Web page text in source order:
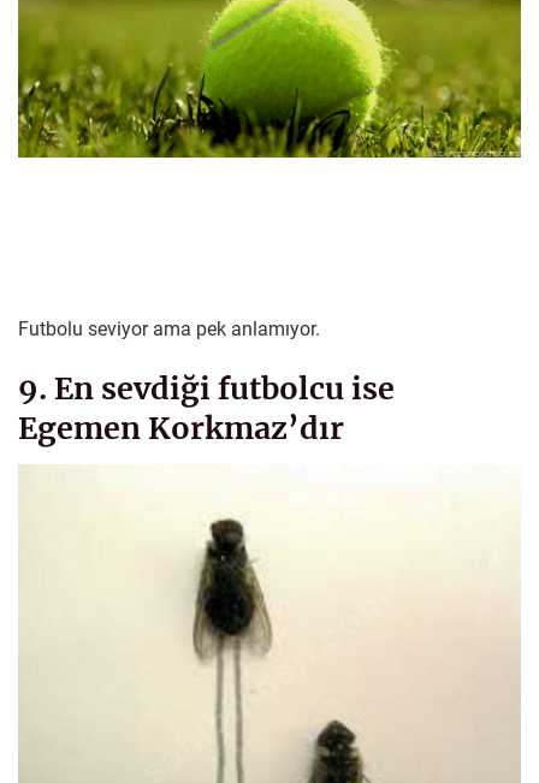
Futbolu seviyor ama pek anlamıyor.
9. En sevdiği futbolcu ise
Egemen Korkmaz’dır